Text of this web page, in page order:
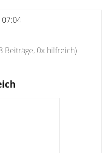
Beiträge, 0x hilfreich)